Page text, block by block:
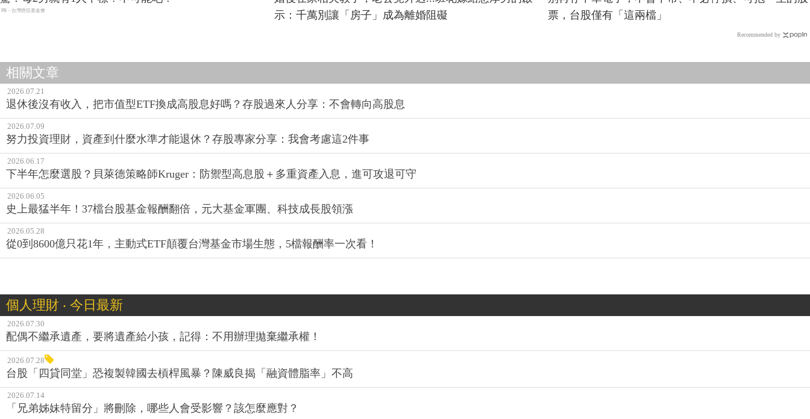
PR・台灣癌症基金會
示：千萬別讓「房子」成為離婚阻礙
票，台股僅有「這兩檔」
Recommended by
相關文章
2026.07.21
退休後沒有收入，把市值型ETF換成高股息好嗎？存股過來人分享：不會轉向高股息
2026.07.09
努力投資理財，資產到什麼水準才能退休？存股專家分享：我會考慮這2件事
2026.06.17
下半年怎麼選股？貝萊德策略師Kruger：防禦型高息股＋多重資產入息，進可攻退可守
2026.06.05
史上最猛半年！37檔台股基金報酬翻倍，元大基金軍團、科技成長股領漲
2026.05.28
從0到8600億只花1年，主動式ETF顛覆台灣基金市場生態，5檔報酬率一次看！
個人理財 ‧ 今日最新
2026.07.30
配偶不繼承遺產，要將遺產給小孩，記得：不用辦理拋棄繼承權！
2026.07.28
台股「四貸同堂」恐複製韓國去槓桿風暴？陳威良揭「融資體脂率」不高
2026.07.14
「兄弟姊妹特留分」將刪除，哪些人會受影響？該怎麼應對？